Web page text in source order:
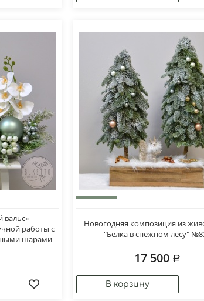
вальс» —
работы с
шарами
Новогодняя композиция из
"Белка в снежном лесу"
17 500